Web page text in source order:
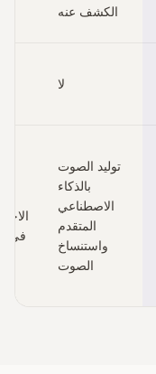
الكشف عنه
لا
توليد الصوت
بالذكاء
الاصطناعي
المتقدم
واستنساخ
الصوت
في